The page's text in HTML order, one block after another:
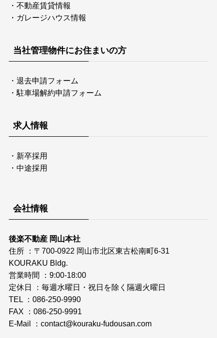
・ 不動産賃貸情報
・ ガレージハウス情報
当社管理物件にお住まいの方
・ 退去申請フォーム
・ 駐車場解約申請フォーム
求人情報
・ 新卒採用
・ 中途採用
会社情報
後楽不動産 岡山本社
住所 ：〒700-0922 岡山市北区東古松南町6-31
KOURAKU Bldg.
営業時間 ：9:00-18:00
定休日 ：毎週水曜日・祝日を除く隔週火曜日
TEL ：086-250-9990
FAX ：086-250-9991
E-Mail ： contact@kouraku-fudousan.com